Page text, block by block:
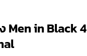
Men in Black 4